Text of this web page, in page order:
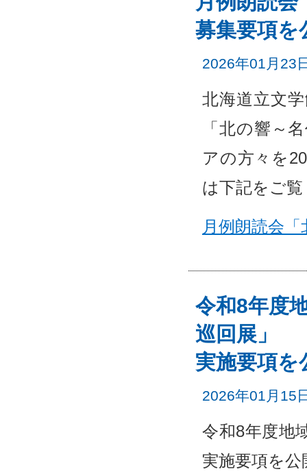
募集要項を
2026年01月23
北海道立文
「北の響～
アの方々を
は下記をご
月例朗読会
令和8年度
巡回展」
実施要項を
2026年01月15
令和8年度地
実施要項を